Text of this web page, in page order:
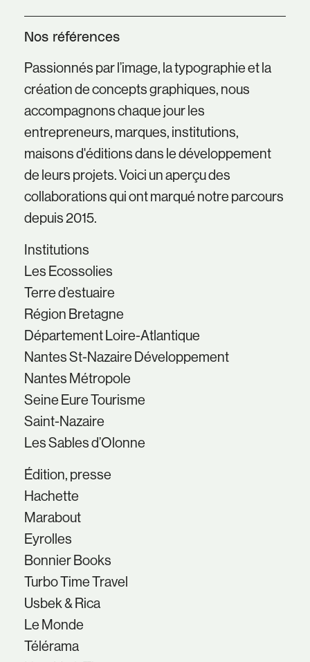
Nos références
Passionnés par l’image, la typographie et la
création de concepts graphiques, nous
accompagnons chaque jour les
entrepreneurs, marques, institutions,
maisons d'éditions dans le développement
de leurs projets. Voici un aperçu des
collaborations qui ont marqué notre parcours
depuis 2015.
Institutions
Les Ecossolies
Terre d’estuaire
Région Bretagne
Département Loire-Atlantique
Nantes St-Nazaire Développement
Nantes Métropole
Seine Eure Tourisme
Saint-Nazaire
Les Sables d’Olonne
Édition, presse
Hachette
Marabout
Eyrolles
Bonnier Books
Turbo Time Travel
Usbek & Rica
Le Monde
Télérama